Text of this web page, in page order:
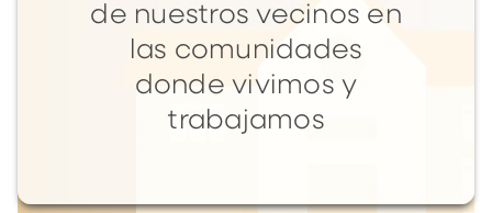
de nuestros vecinos en
las comunidades
donde vivimos y
trabajamos